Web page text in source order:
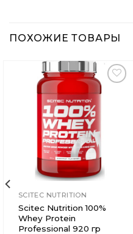
ПОХОЖИЕ ТОВАРЫ
Добавить
Вишлист
SCITEC NUTRITION
Scitec Nutrition 100%
Whey Protein
Professional 920 гр